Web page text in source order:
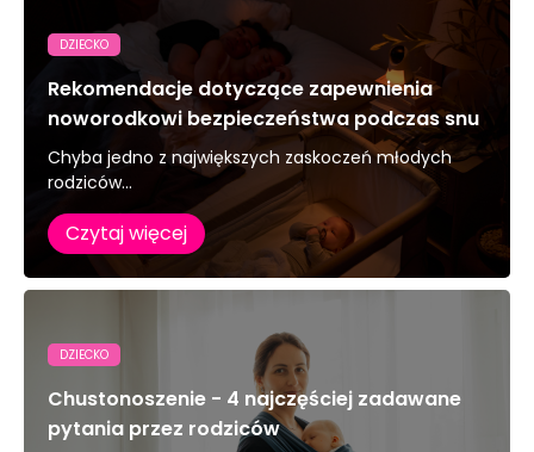
DZIECKO
Rekomendacje dotyczące zapewnienia
noworodkowi bezpieczeństwa podczas snu
Chyba jedno z największych zaskoczeń młodych
rodziców...
Czytaj więcej
DZIECKO
Chustonoszenie - 4 najczęściej zadawane
pytania przez rodziców